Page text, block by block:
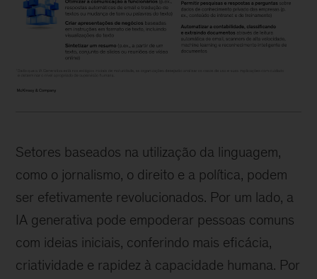
Setores baseados na utilização da linguagem,
como o jornalismo, o direito e a política, podem
ser efetivamente revolucionados. Por um lado, a
IA generativa pode empoderar pessoas comuns
com ideias iniciais, conferindo mais eficácia,
criatividade e rapidez à capacidade humana. Por